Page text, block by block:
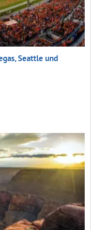
Seattle und